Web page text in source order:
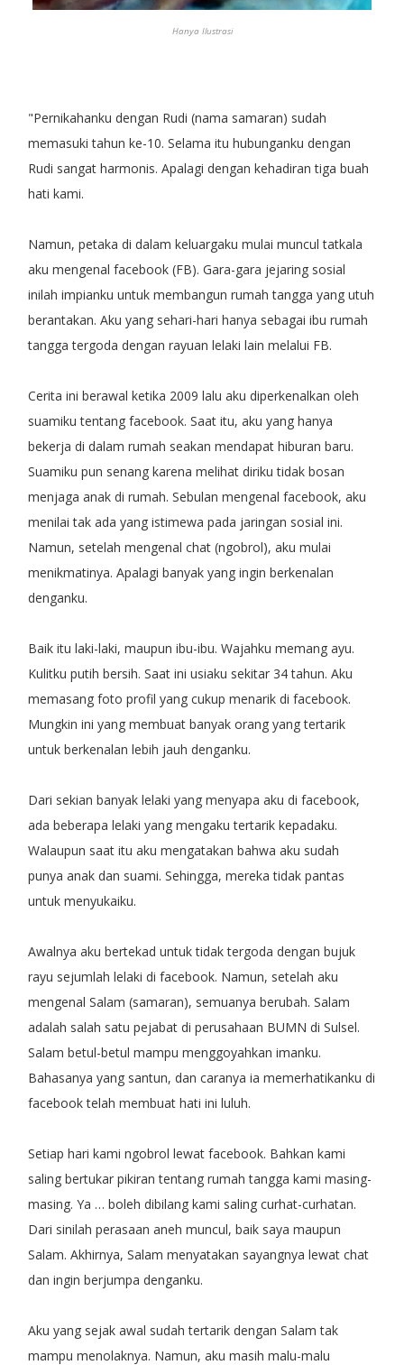
Hanya Ilustrasi
"Pernikahanku dengan Rudi (nama samaran) sudah
memasuki tahun ke-10. Selama itu hubunganku dengan
Rudi sangat harmonis. Apalagi dengan kehadiran tiga buah
hati kami.
Namun, petaka di dalam keluargaku mulai muncul tatkala
aku mengenal facebook (FB). Gara-gara jejaring sosial
inilah impianku untuk membangun rumah tangga yang utuh
berantakan. Aku yang sehari-hari hanya sebagai ibu rumah
tangga tergoda dengan rayuan lelaki lain melalui FB.
Cerita ini berawal ketika 2009 lalu aku diperkenalkan oleh
suamiku tentang facebook. Saat itu, aku yang hanya
bekerja di dalam rumah seakan mendapat hiburan baru.
Suamiku pun senang karena melihat diriku tidak bosan
menjaga anak di rumah. Sebulan mengenal facebook, aku
menilai tak ada yang istimewa pada jaringan sosial ini.
Namun, setelah mengenal chat (ngobrol), aku mulai
menikmatinya. Apalagi banyak yang ingin berkenalan
denganku.
Baik itu laki-laki, maupun ibu-ibu. Wajahku memang ayu.
Kulitku putih bersih. Saat ini usiaku sekitar 34 tahun. Aku
memasang foto profil yang cukup menarik di facebook.
Mungkin ini yang membuat banyak orang yang tertarik
untuk berkenalan lebih jauh denganku.
Dari sekian banyak lelaki yang menyapa aku di facebook,
ada beberapa lelaki yang mengaku tertarik kepadaku.
Walaupun saat itu aku mengatakan bahwa aku sudah
punya anak dan suami. Sehingga, mereka tidak pantas
untuk menyukaiku.
Awalnya aku bertekad untuk tidak tergoda dengan bujuk
rayu sejumlah lelaki di facebook. Namun, setelah aku
mengenal Salam (samaran), semuanya berubah. Salam
adalah salah satu pejabat di perusahaan BUMN di Sulsel.
Salam betul-betul mampu menggoyahkan imanku.
Bahasanya yang santun, dan caranya ia memerhatikanku di
facebook telah membuat hati ini luluh.
Setiap hari kami ngobrol lewat facebook. Bahkan kami
saling bertukar pikiran tentang rumah tangga kami masing-
masing. Ya … boleh dibilang kami saling curhat-curhatan.
Dari sinilah perasaan aneh muncul, baik saya maupun
Salam. Akhirnya, Salam menyatakan sayangnya lewat chat
dan ingin berjumpa denganku.
Aku yang sejak awal sudah tertarik dengan Salam tak
mampu menolaknya. Namun, aku masih malu-malu